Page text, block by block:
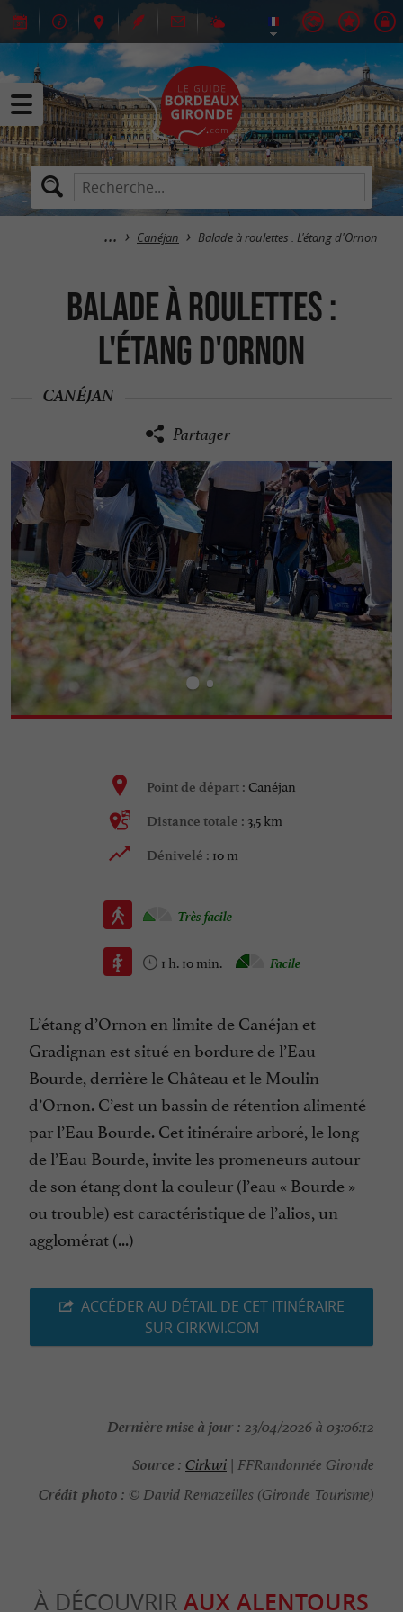
Canéjan Balade à roulettes : L'étang d'Ornon
Balade à roulettes :
L'étang d'Ornon
CANÉJAN
Partager
Point de départ : Canéjan
Distance totale : 3,5 km
Dénivelé : 10 m
Très facile
1 h. 10 min. Facile
L’étang d’Ornon en limite de Canéjan et
Gradignan est situé en bordure de l’Eau
Bourde, derrière le Château et le Moulin
d’Ornon. C’est un bassin de rétention alimenté
par l’Eau Bourde. Cet itinéraire arboré, le long
de l’Eau Bourde, invite les promeneurs autour
de son étang dont la couleur (l’eau « Bourde »
ou trouble) est caractéristique de l’alios, un
agglomérat (...)
ACCÉDER AU DÉTAIL DE CET ITINÉRAIRE
SUR CIRKWI.COM
Dernière mise à jour : 23/04/2026 à 03:06:12
Source : Cirkwi | FFRandonnée Gironde
Crédit photo : © David Remazeilles (Gironde Tourisme)
À DÉCOUVRIR AUX ALENTOURS